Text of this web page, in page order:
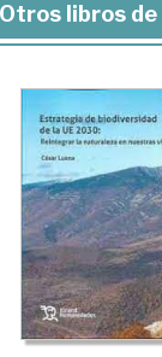
Otros libros de